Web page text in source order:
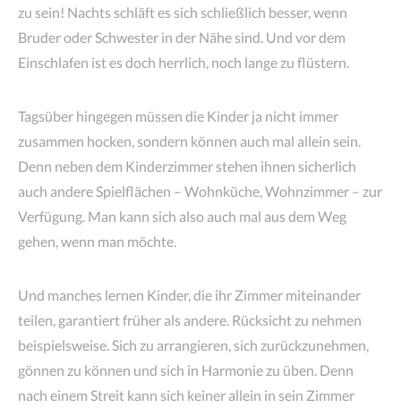
zu sein! Nachts schläft es sich schließlich besser, wenn
Bruder oder Schwester in der Nähe sind. Und vor dem
Einschlafen ist es doch herrlich, noch lange zu flüstern.
Tagsüber hingegen müssen die Kinder ja nicht immer
zusammen hocken, sondern können auch mal allein sein.
Denn neben dem Kinderzimmer stehen ihnen sicherlich
auch andere Spielflächen – Wohnküche, Wohnzimmer – zur
Verfügung. Man kann sich also auch mal aus dem Weg
gehen, wenn man möchte.
Und manches lernen Kinder, die ihr Zimmer miteinander
teilen, garantiert früher als andere. Rücksicht zu nehmen
beispielsweise. Sich zu arrangieren, sich zurückzunehmen,
gönnen zu können und sich in Harmonie zu üben. Denn
nach einem Streit kann sich keiner allein in sein Zimmer